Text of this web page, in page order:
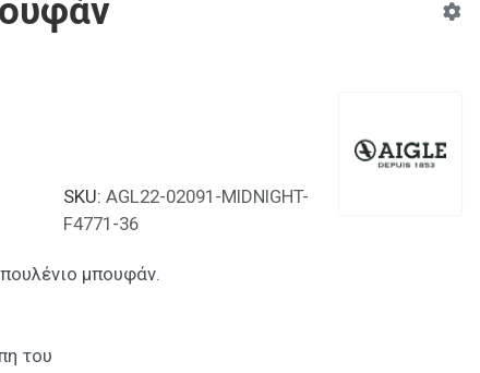
SKU: AGL22-02091-MIDNIGHT-
F4771-36
μπουφάν.
του